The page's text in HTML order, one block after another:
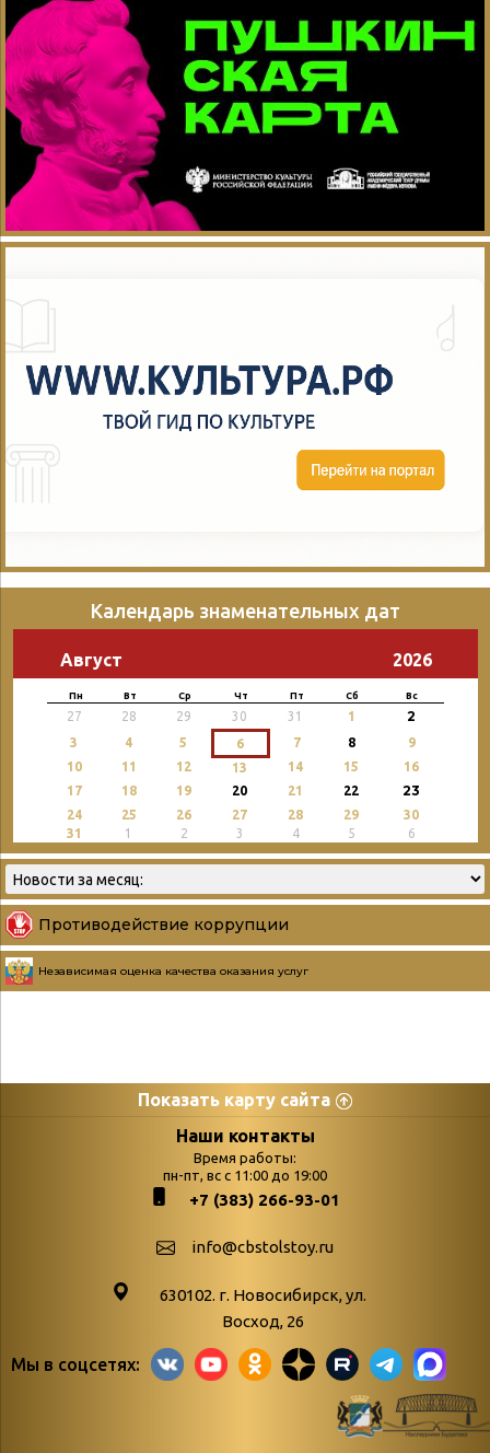
Календарь знаменательных дат
Август 2026
Пн Вт Ср Чт Пт Сб Вс
27 28 29 30 31 1 2
3 4 5 6 7 8
9
10
11 12 13 14 15
16
17
18 19 20 21 22 23
24 25 26 27 28 29
30
31
1 2 3 4 5 6
Противодействие коррупции
Независимая оценка качества оказания услуг
Показать карту сайта
Страницы
podvedenie-itogov-festivalya-
paskhalnaya-palitra
Библионочь – как ярмарка точь-в-
поступлений
Война. Народ.
живые»
«Мне всё
снятся
Наши контакты
Время работы:
пн-пт, вс с 11:00 до 19:00
+7 (383) 266-93-01
info@cbstolstoy.ru
630102. г. Новосибирск, ул.
Восход, 26
Мы в соцсетях: